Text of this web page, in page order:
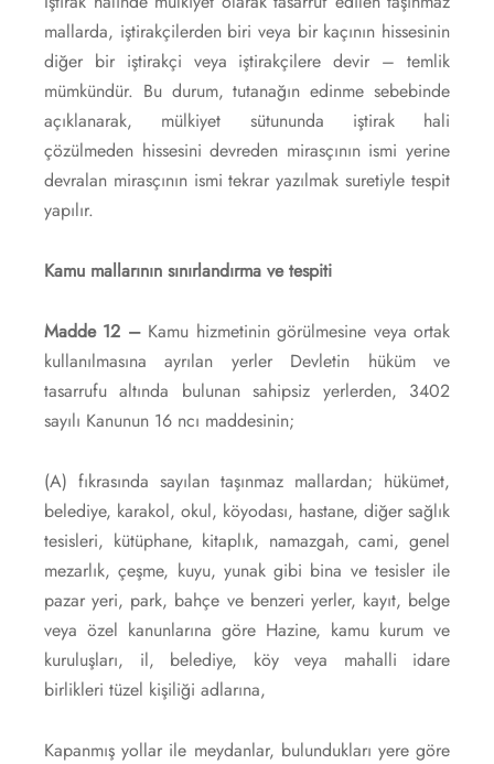
mallarda, iştirakçilerden biri veya bir kaçının hissesinin
diğer bir iştirakçi veya iştirakçilere devir – temlik
mümkündür. Bu durum, tutanağın edinme sebebinde
açıklanarak, mülkiyet sütununda iştirak hali
çözülmeden hissesini devreden mirasçının ismi yerine
devralan mirasçının ismi tekrar yazılmak suretiyle tespit
yapılır.
Kamu mallarının sınırlandırma ve tespiti
Madde 12 –Kamu hizmetinin görülmesine veya ortak
kullanılmasına ayrılan yerler Devletin hüküm ve
tasarrufu altında bulunan sahipsiz yerlerden, 3402
sayılı Kanunun 16 ncı maddesinin;
(A) fıkrasında sayılan taşınmaz mallardan; hükümet,
belediye, karakol, okul, köyodası, hastane, diğer sağlık
tesisleri, kütüphane, kitaplık, namazgah, cami, genel
mezarlık, çeşme, kuyu, yunak gibi bina ve tesisler ile
pazar yeri, park, bahçe ve benzeri yerler, kayıt, belge
veya özel kanunlarına göre Hazine, kamu kurum ve
kuruluşları, il, belediye, köy veya mahalli idare
birlikleri tüzel kişiliği adlarına,
Kapanmış yollar ile meydanlar, bulundukları yere göre